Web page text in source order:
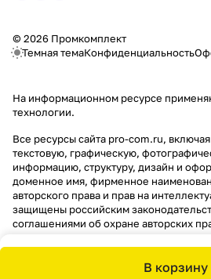
В корзину
© 2026 Промкомплект
Темная темаКонфиденциальность
На информационном ресурсе
технологии.
Все ресурсы сайта pro-com.ru,
текстовую, графическую,
информацию, структуру, дизайн и
доменное имя, фирменное
авторского права и прав на
защищены российским
соглашениями об охране авторских